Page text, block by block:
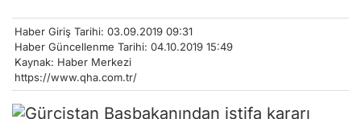
Haber Giriş Tarihi: 03.09.2019 09:31
Haber Güncellenme Tarihi: 04.10.2019 15:49
Kaynak: Haber Merkezi
https://www.qha.com.tr/